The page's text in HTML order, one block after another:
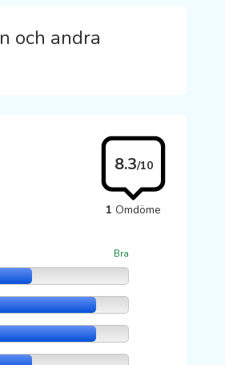
och andra
8.3/10
1 Omdöme
Bra